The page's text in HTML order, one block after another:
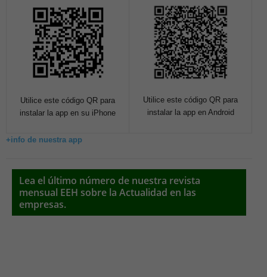
Utilice este código QR para
instalar la app en su iPhone
Utilice este código QR para
instalar la app en Android
+info de nuestra app
Lea el último número de nuestra revista
mensual EEH sobre la Actualidad en las
empresas.